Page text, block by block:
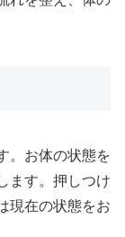
。お体の状態を
ます。押しつけ
現在の状態をお